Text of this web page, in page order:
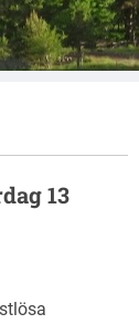
Protokoll
Natur i Kalmar län
13